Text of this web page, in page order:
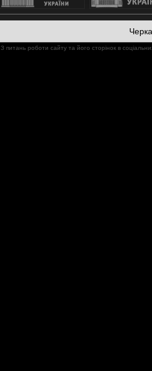
З питань роботи сайту та його сторінок в